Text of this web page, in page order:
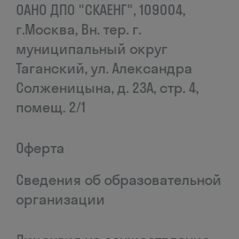
ОАНО ДПО "СКАЕНГ", 109004,
г.Москва, Вн. тер. г.
муниципальный округ
Таганский, ул. Александра
Солженицына, д. 23А, стр. 4,
помещ. 2/1
Оферта
Сведения об образовательной
организации